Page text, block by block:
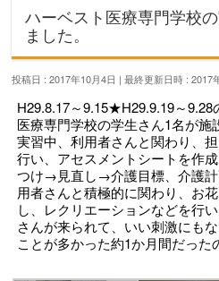
ハーベスト医療専門学校
ました。
投稿日 : 2017年10月4日 最終更新日時 : 2017
H29.8.17～9.15★H29.9.19～9.28
医療専門学校の学生さん1名が施
実習中、利用者さんと関わり、
行い、アセスメントシートを作
つけ→見直し→介護目標、介護
用者さんと積極的に関わり、お
し、レクリエーションなどを行
さんが来られて、いい刺激にも
ことが多かった約1か月間だった